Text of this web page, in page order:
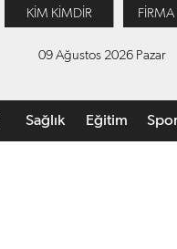
KİM KİMDİR FİRMA
09 Ağustos 2026 Pazar
Sağlık Eğitim